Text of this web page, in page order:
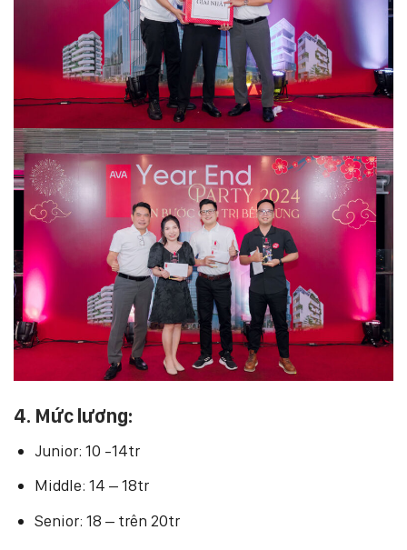
4. Mức lương:
Junior: 10 -14tr
Middle: 14 – 18tr
Senior: 18 – trên 20tr